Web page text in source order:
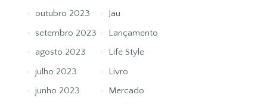
outubro 2023
setembro 2023
agosto 2023
julho 2023
junho 2023
Jau
Lançamento
Life Style
Livro
Mercado